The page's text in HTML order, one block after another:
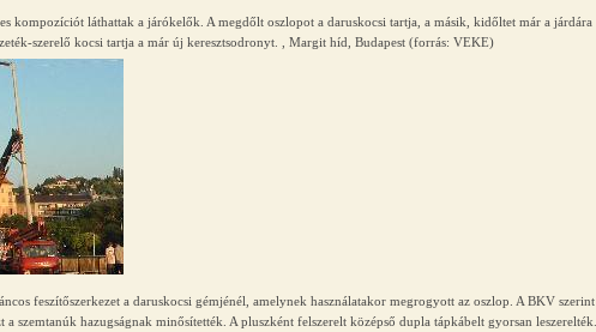
kompozíciót láthattak a járókelők. A megdőlt oszlopot a daruskocsi tartja, a másik, kidőltet már a járdára
szerelő kocsi tartja a már új keresztsodronyt. , Margit híd, Budapest (forrás: VEKE)
feszítőszerkezet a daruskocsi gémjénél, amelynek használatakor megrogyott az oszlop. A BKV szerint
a szemtanúk hazugságnak minősítették. A pluszként felszerelt középső dupla tápkábelt gyorsan leszerelték.,